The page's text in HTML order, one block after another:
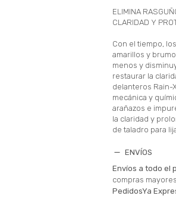
ELIMINA
CLARIDAD Y
Con el tiempo,
amarillos y
menos y
restaurar la
delanteros Rain-
mecánica y
arañazos e
la claridad y
de taladro para
ENVÍOS
Envíos a todo el
compras
PedidosYa